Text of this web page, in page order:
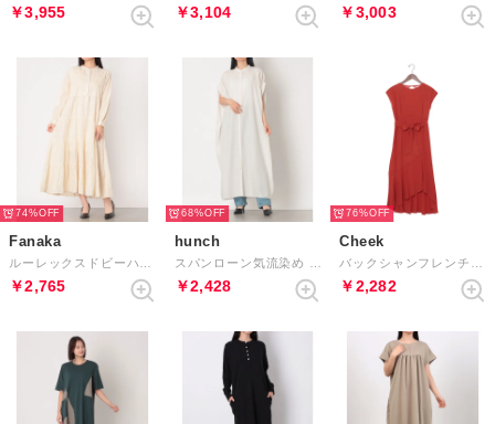
￥3,955 ￥3,104 ￥3,003
74%
Fanaka
ルーレックスドビーハンド刺繍ワンピース （ナチュラル）
￥2,765
68%
hunch
スパンローン気流染め ボリュームルーズワンピース （OFFGRAY）
￥2,428
76%
Cheek
バックシャンフレンチ袖ワンピース （ORANGE）
￥2,282